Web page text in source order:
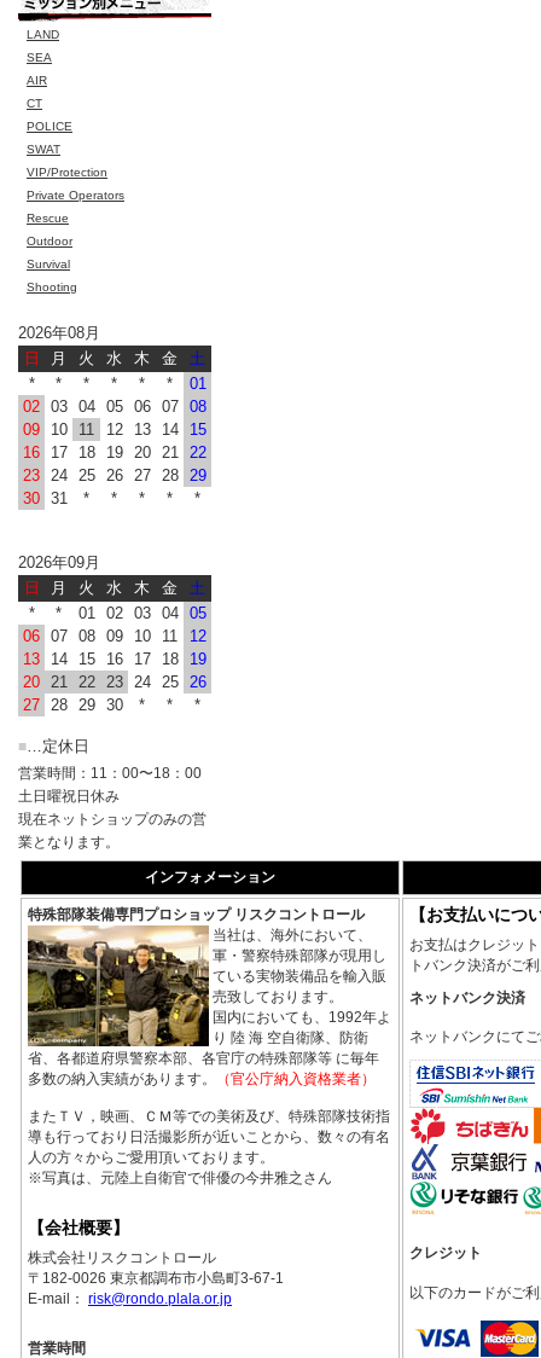
LAND
SEA
AIR
CT
POLICE
SWAT
VIP/Protection
Private Operators
Rescue
Outdoor
Survival
Shooting
2026年08月
日
月 火 水 木 金
土
*
* * * * *
01
02 03 04 05 06 07
08
09
10 11 12 13 14
15
16
17 18 19 20 21
22
23
24 25 26 27 28
29
30 31 * * * * *
2026年09月
日
月 火 水 木 金
土
*
* 01 02 03 04
05
06 07 08 09 10 11
12
13
14 15 16 17 18
19
20
21 22 23 24 25
26
27
28 29 30 * * *
■ …定休日
営業時間：11：00〜18：00
土日曜祝日休み
現在ネットショップのみの営
業となります。
インフォメーション
特殊部隊装備専門プロショップ リスクコントロール
当社は、海外において、
軍・警察特殊部隊が現用し
ている実物装備品を輸入販
売致しております。
国内においても、1992年よ
り 陸 海 空自衛隊、防衛
省、各都道府県警察本部、各官庁の特殊部隊等 に毎年
多数の納入実績があります。
（官公庁納入資格業者）
またＴＶ，映画、ＣＭ等での美術及び、特殊部隊技術指
導も行っており日活撮影所が近いことから、数々の有名
人の方々からご愛用頂いております。
※写真は、元陸上自衛官で俳優の今井雅之さん
【会社概要】
株式会社リスクコントロール
〒182-0026 東京都調布市小島町3-67-1
E-mail： risk@rondo.plala.or.jp
営業時間
【お支払いにつ
お支払はクレジッ
トバンク決済がご
ネットバンク決済
ネットバンクにて
クレジット
以下のカードがご